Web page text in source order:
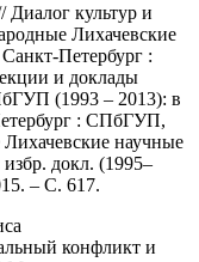
Диалог культур и
Лихачевские
Петербург :
и доклады
(1993 – 2013): в
: СПбГУП,
научные
избр. докл. (1995–
– С. 617.
конфликт и